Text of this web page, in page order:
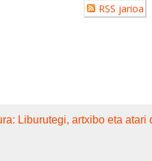
Erabiltzailearen
akzioak
RSS jarioa
Liburutegi, artxibo eta atari